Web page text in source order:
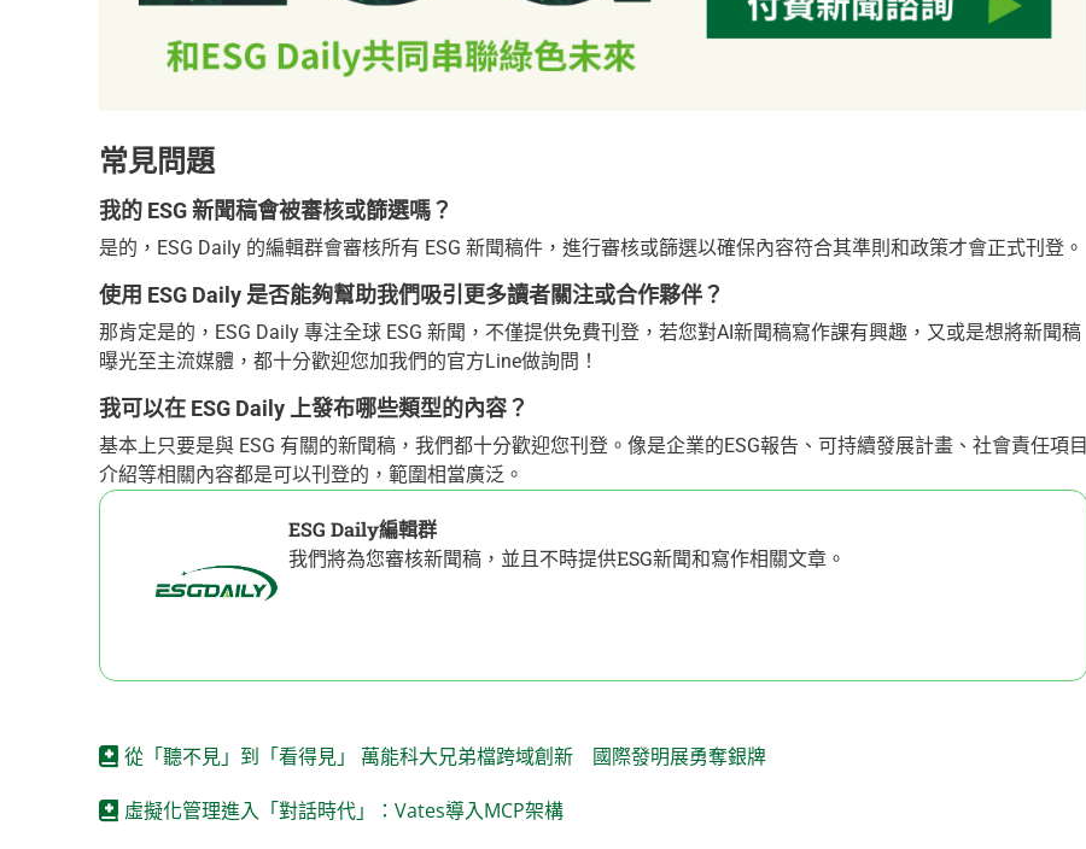
常見問題
我的 ESG 新聞稿會被審核或篩選嗎？
是的，ESG Daily 的編輯群會審核所有 ESG 新聞稿件，進行審核或篩選以確保內容符合其準則和政策才會正式刊登。
使用 ESG Daily 是否能夠幫助我們吸引更多讀者關注或合作夥伴？
那肯定是的，ESG Daily 專注全球 ESG 新聞，不僅提供免費刊登，若您對AI新聞稿寫作課有興趣，又或是想將新聞稿
曝光至主流媒體，都十分歡迎您加我們的官方Line做詢問！
我可以在 ESG Daily 上發布哪些類型的內容？
基本上只要是與 ESG 有關的新聞稿，我們都十分歡迎您刊登。像是企業的ESG報告、可持續發展計畫、社會責任項目
介紹等相關內容都是可以刊登的，範圍相當廣泛。
ESG Daily編輯群
我們將為您審核新聞稿，並且不時提供ESG新聞和寫作相關文章。
從「聽不見」到「看得見」 萬能科大兄弟檔跨域創新 國際發明展勇奪銀牌
虛擬化管理進入「對話時代」：Vates導入MCP架構